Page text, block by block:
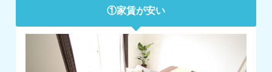
①家賃が安い